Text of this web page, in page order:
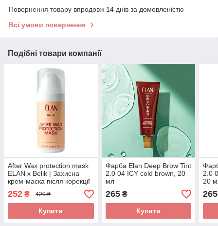
Повернення товару впродовж 14 днів за домовленістю
Всі умови повернення
Подібні товари компанії
After Wax protection mask
ELAN х Belik | Захисна
крем-маска після корекції
воском 25мл
252 ₴ 420 ₴
Купити
Фарба Elan Deep Brow Tint
2.0 04 ICY cold brown, 20
мл
265₴
Купити
2.0
20
265